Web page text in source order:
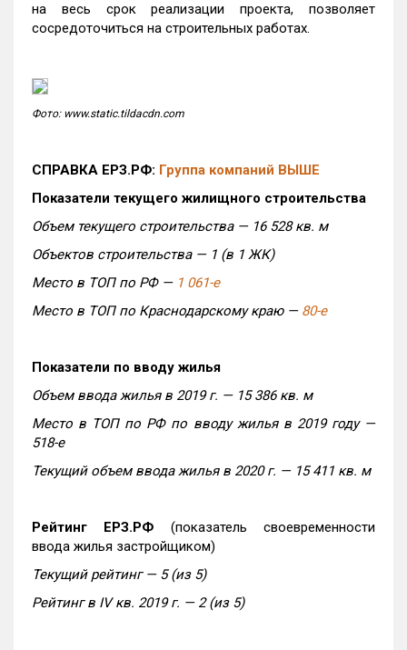
на весь срок реализации проекта, позволяет
сосредоточиться на строительных работах.
Фото: www.static.tildacdn.com
СПРАВКА ЕРЗ.РФ: Группа компаний ВЫШЕ
Показатели текущего жилищного строительства
Объем текущего строительства — 16 528 кв. м
Объектов строительства — 1 (в 1 ЖК)
Место в ТОП по РФ — 1 061-е
Место в ТОП по Краснодарскому краю — 80-е
Показатели по вводу жилья
Объем ввода жилья в 2019 г. — 15 386 кв. м
Место в ТОП по РФ по вводу жилья в 2019 году —
518-е
Текущий объем ввода жилья в 2020 г. — 15 411 кв. м
Рейтинг ЕРЗ.РФ (показатель своевременности
ввода жилья застройщиком)
Текущий рейтинг — 5 (из 5)
Рейтинг в IVкв. 2019 г. — 2 (из 5)